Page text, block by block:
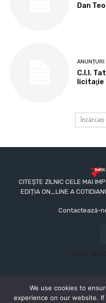
Dan
ANUNȚURI
C.I.I.
licitaţie
Încărcați
CITEȘTE ZILNIC CELE MAI
EDIȚIA ON_LINE A
Contactează-
We use cookies to
experience on our website.